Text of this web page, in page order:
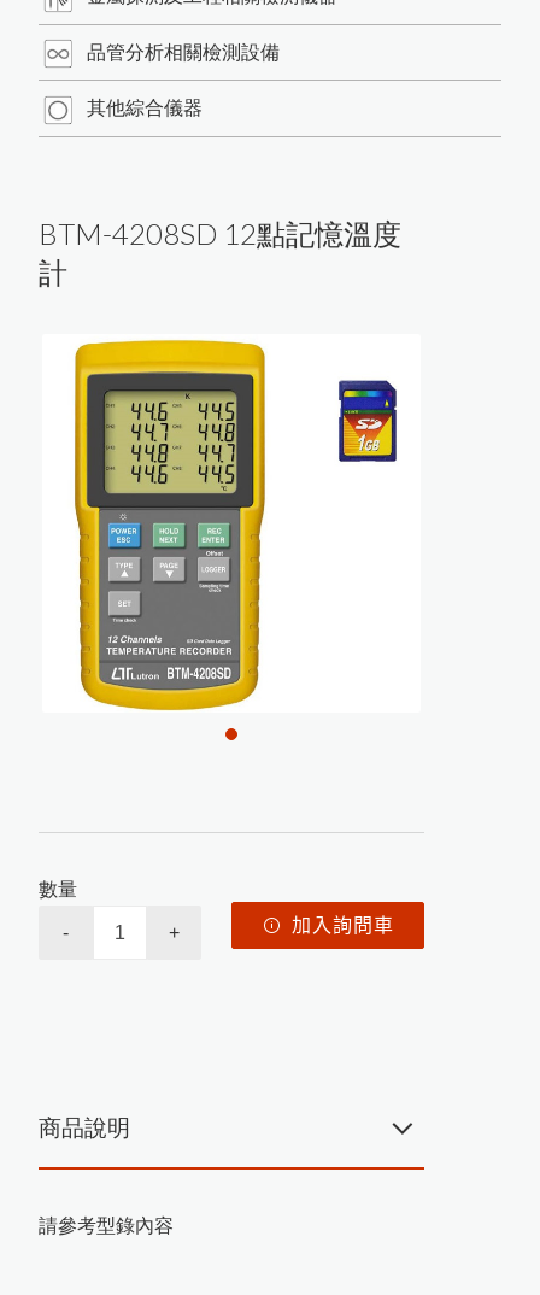
技
技
英
國
R
H
O
P
O
I
N
T
光
澤
度
計
台
灣
區
總
代
理
-
-
-
-
中
燦
科
技
美
國
D
e
F
e
l
s
k
o
台
灣
區
P
R
I
M
E
主
要
代
理
商
-
-
-
-
-
中
燦
科
技
紅外線水分計
紙水分計
混凝土水分計
其它水分計
近赤外線NIR水分測定儀
近赤外線NIR成分分析儀
器 日本KETT 手持式膜厚計
美國PosiTector塗裝膜厚計美國DeFelsko塗裝檢測儀器
電解式及其他膜厚計
塗膜鉛筆硬度計
針孔測試儀
噴砂及表面檢測設備
MFFT 最低成膜溫度儀
油漆塗料相關檢測儀器
光澤度計及光學檢測儀器英國RHOPOINT 光澤度計
粉體白度計
農業相關檢測儀器農產專用水分計
精米白度計C-600
適期收割判定器OT-300
金
屬
探
測
及
工
程
相
關
檢
測
儀混凝土及水泥相關測試儀器
道路及瀝青相關檢測儀器
金屬探測器
品管分析相關檢測設備
鹽水噴霧試驗機
拉拔試驗機
韋伯硬度計 & 巴可硬度計
洛氏硬度試驗機
橡膠硬度計
精密切割機
金相研磨抛光機
試片壓鑄機
拉壓力計
耐磨耗試驗機
破裂強度試驗機
恆溫恆濕試驗機
其他綜合儀器
爐溫記錄器
數字式溫度計
溫濕度計 / 露點計
PH 酸鹼度計
電導度計
水質檢測儀器
氣體偵測器
輻射偵測器
高斯計(電磁波測試器)
風速計
噪音計
轉速計
照度計
度
日本KETT 會長與夫人來訪
微小測孔光澤度計的應用
如何測量曲面的光澤度？
磁
性
式
膜
厚
計
測
量
鐵
鍍
鋅
厚
度
的
方
OPC有機感光鼓塗層損耗測量
如何測量不鏽鋼上的塗層厚度
渦電流膜厚計的測量原理
印
刷
電
路
板
上
的
保
護
塗
層
厚
度
測
電磁式膜厚計的測量原理
美
國
D
e
F
el
s
k
o
台
灣
區
授
權
服
務
中
L-600統計型膜厚計
PosiTest HHD C高壓針孔測試儀
日
本KETT L-200J
系
列
膜
厚
計
停
L-500統計印表型膜厚計
PosiTest CMM混凝土水分計
Rhopint ID影像傳輸外觀儀
PosiTest OTL爐溫記錄器
品管分析相關檢測設備
其他綜合儀器
BTM-4208SD 12點記憶溫度
計
1
數量
- + 加入詢問車
商品說明
請參考型錄內容